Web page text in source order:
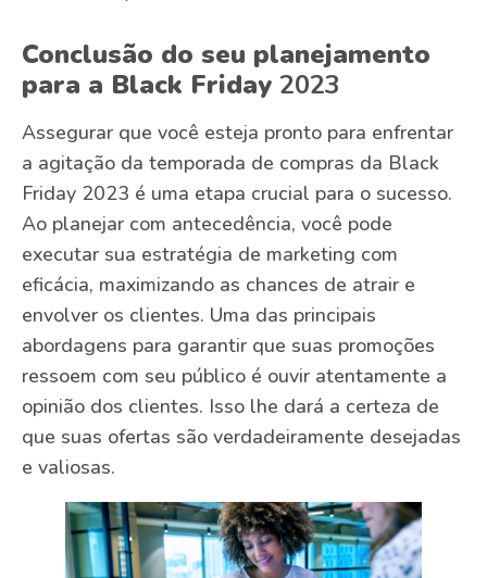
Conclusão do seu planejamento
para a Black Friday 2023
Assegurar que você esteja pronto para enfrentar
a agitação da temporada de compras da Black
Friday 2023 é uma etapa crucial para o sucesso.
Ao planejar com antecedência, você pode
executar sua estratégia de marketing com
eficácia, maximizando as chances de atrair e
envolver os clientes. Uma das principais
abordagens para garantir que suas promoções
ressoem com seu público é ouvir atentamente a
opinião dos clientes. Isso lhe dará a certeza de
que suas ofertas são verdadeiramente desejadas
e valiosas.